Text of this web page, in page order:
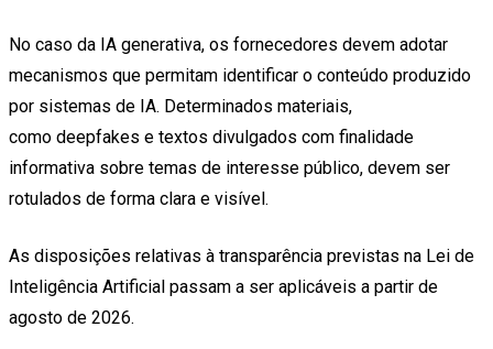
No caso da IA generativa, os fornecedores devem adotar
mecanismos que permitam identificar o conteúdo produzido
por sistemas de IA. Determinados materiais,
como deepfakes e textos divulgados com finalidade
informativa sobre temas de interesse público, devem ser
rotulados de forma clara e visível.
As disposições relativas à transparência previstas na Lei de
Inteligência Artificial passam a ser aplicáveis a partir de
agosto de 2026.